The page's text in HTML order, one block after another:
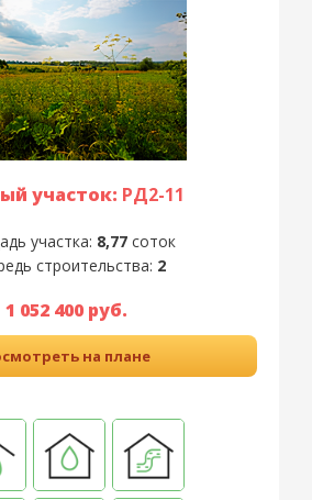
участок: РД2-11
участка: 8,77соток
строительства: 2
1 052 400 руб.
на плане